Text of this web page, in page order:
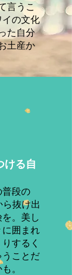
言うこ
の文化
た自分
土産か
ける自
段の
ら抜け出
。美し
囲まれ
するく
ことだ
。